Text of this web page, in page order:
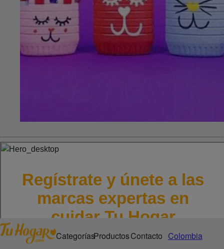
CategoríasProductosContacto Colombia